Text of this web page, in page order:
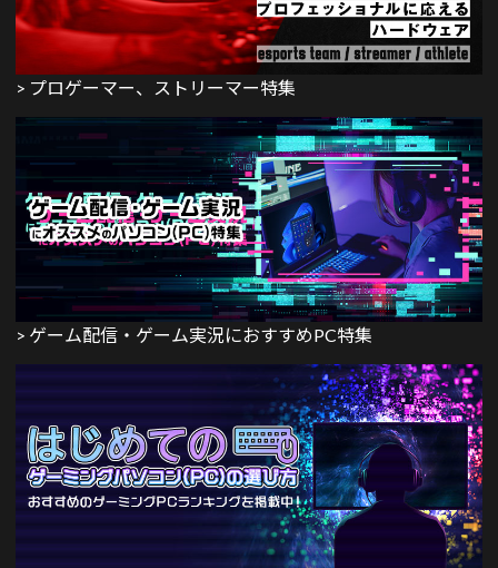
> プロゲーマー、ストリーマー特集
> ゲーム配信・ゲーム実況におすすめPC特集